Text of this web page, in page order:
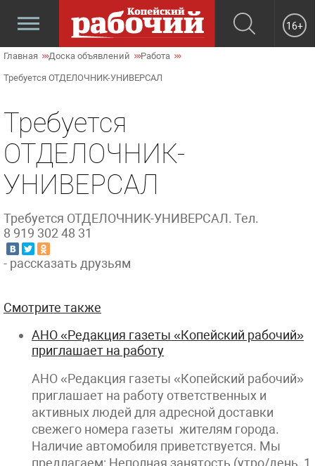
16+
Главная Доска объявлений Работа
Требуется ОТДЕЛОЧНИК-УНИВЕРСАЛ
Требуется
ОТДЕЛОЧНИК-
УНИВЕРСАЛ
Требуется ОТДЕЛОЧНИК-УНИВЕРСАЛ. Тел.
8 919 302 48 31
- рассказать друзьям
Смотрите также
АНО «Редакция газеты «Копейский рабочий»
приглашает на работу
АНО «Редакция газеты «Копейский рабочий»
приглашает на работу ответственных и
активных людей для адресной доставки
свежего номера газеты жителям города.
Наличие автомобиля приветствуется. Мы
предлагаем: Неполная занятость (утро/день, 1